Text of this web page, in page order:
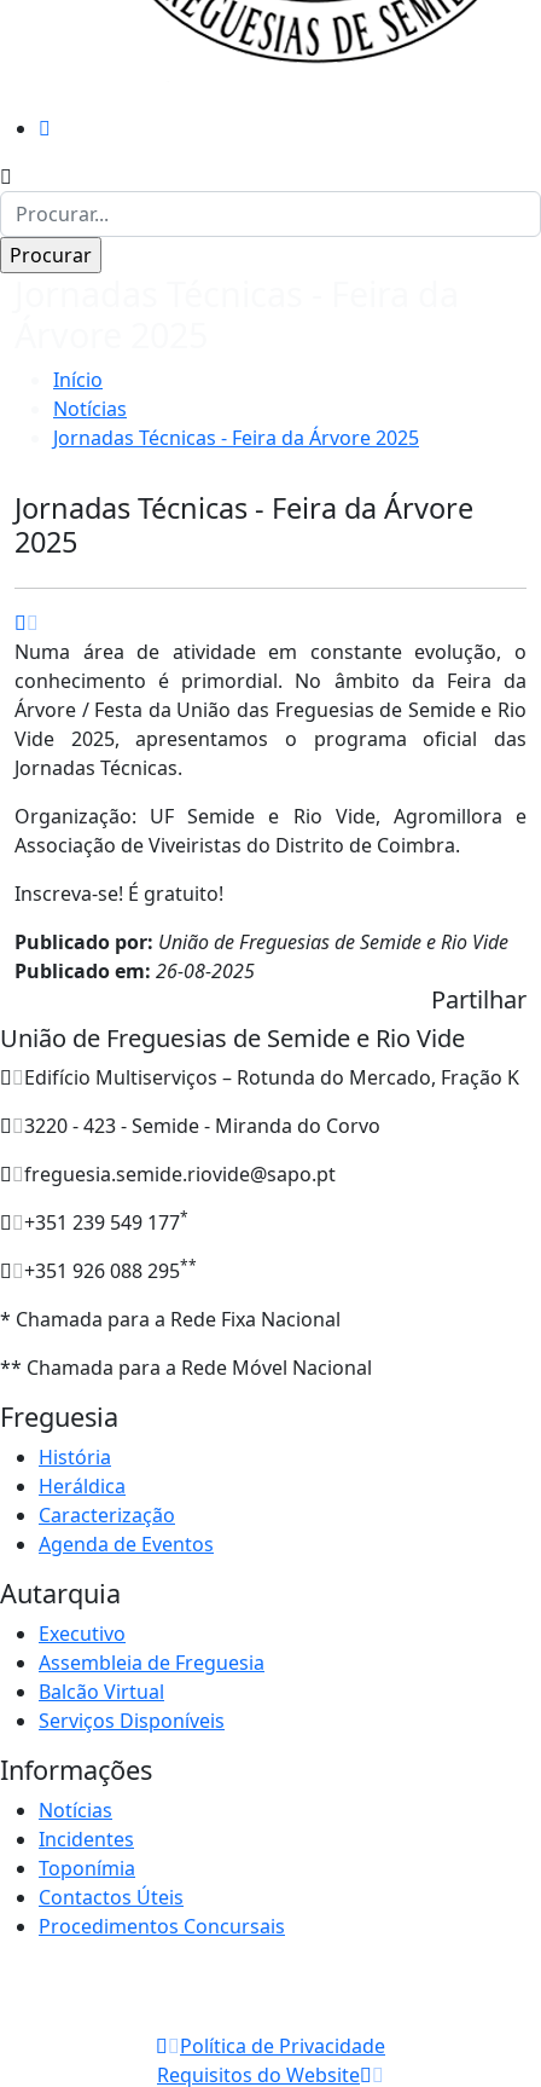
Início
Notícias
Jornadas Técnicas - Feira da Árvore 2025
Jornadas Técnicas - Feira da Árvore
2025
Numa área de atividade em constante evolução, o
conhecimento é primordial. No âmbito da Feira da
Árvore / Festa da União das Freguesias de Semide e Rio
Vide 2025, apresentamos o programa oficial das
Jornadas Técnicas.
Organização: UF Semide e Rio Vide, Agromillora e
Associação de Viveiristas do Distrito de Coimbra.
Inscreva-se! É gratuito!
Publicado por: União de Freguesias de Semide e Rio Vide
Publicado em: 26-08-2025
Partilhar
União de Freguesias de Semide e Rio Vide
Edifício Multiserviços – Rotunda do Mercado, Fração K
3220 - 423 - Semide - Miranda do Corvo
freguesia.semide.riovide@sapo.pt
+351 239 549 177*
+351 926 088 295**
* Chamada para a Rede Fixa Nacional
** Chamada para a Rede Móvel Nacional
Freguesia
História
Heráldica
Caracterização
Agenda de Eventos
Autarquia
Executivo
Assembleia de Freguesia
Balcão Virtual
Serviços Disponíveis
Informações
Notícias
Incidentes
Toponímia
Contactos Úteis
Procedimentos Concursais
Política de Privacidade
Requisitos do Website